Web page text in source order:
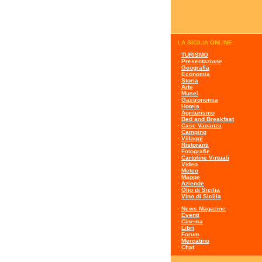
LA SICILIA ONLINE:
· TURISMO
· Presentazione
· Geografia
· Economia
· Storia
· Arte
· Musei
· Gastronomia
· Hotels
· Agriturismo
· Bed and Breakfast
· Case Vacanza
· Camping
· Villaggi
· Ristoranti
· Fotografie
· Cartoline Virtuali
· Video
· Meteo
· Mappe
· Aziende
· Olio di Sicilia
· Vino di Sicilia
· News Magazine
· Eventi
· Cinema
· Libri
· Forum
· Mercatino
· Chat